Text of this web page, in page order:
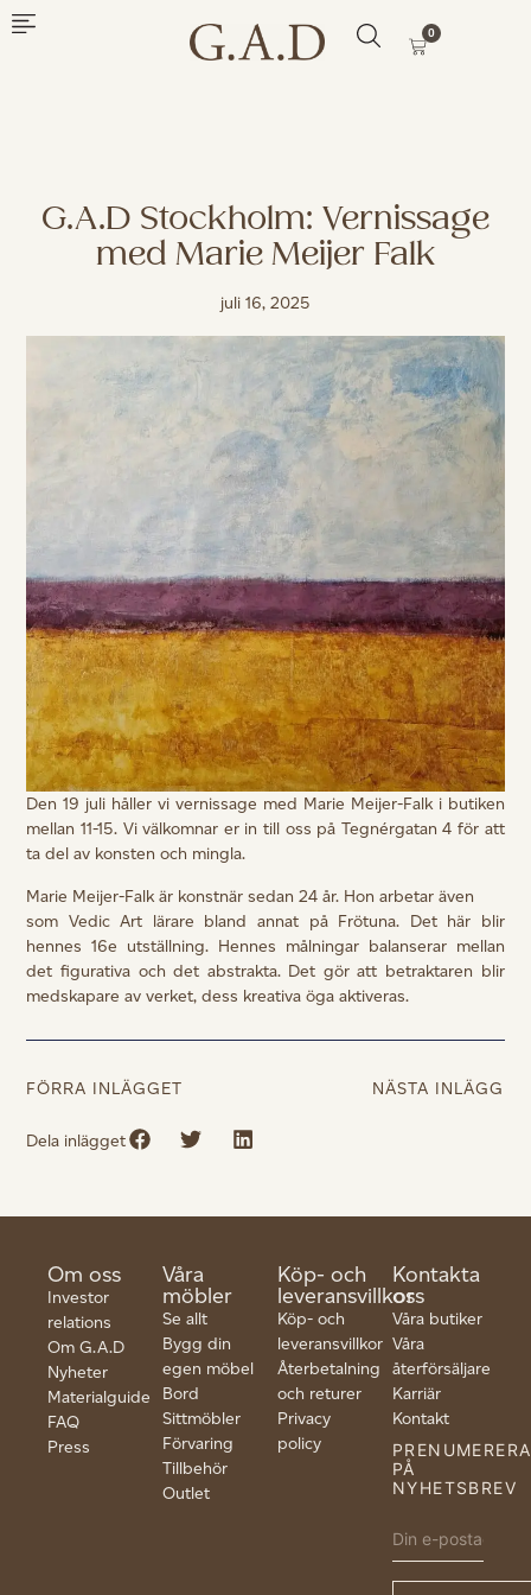
0
G.A.D Stockholm: Vernissage
med Marie Meijer Falk
juli 16, 2025
Den 19 juli håller vi vernissage med Marie Meijer-Falk i butiken
mellan 11-15. Vi välkomnar er in till oss på Tegnérgatan 4 för att
ta del av konsten och mingla.
Marie Meijer-Falk är konstnär sedan 24 år. Hon arbetar även
som Vedic Art lärare bland annat på Frötuna. Det här blir
hennes 16e utställning. Hennes målningar balanserar mellan
det figurativa och det abstrakta. Det gör att betraktaren blir
medskapare av verket, dess kreativa öga aktiveras.
FÖRRA INLÄGGET NÄSTA INLÄGG
Dela inlägget
Om oss
Investor
relations
Om G.A.D
Nyheter
Materialguide
FAQ
Press
Våra
möbler
Se allt
Bygg din
egen möbel
Bord
Sittmöbler
Förvaring
Tillbehör
Outlet
Köp- och
leveransvillkor
Köp- och
leveransvillkor
Återbetalning
och returer
Privacy
policy
Kontakta
oss
Våra butiker
Våra
återförsäljare
Karriär
Kontakt
PRENUMERERA
PÅ
NYHETSBREV